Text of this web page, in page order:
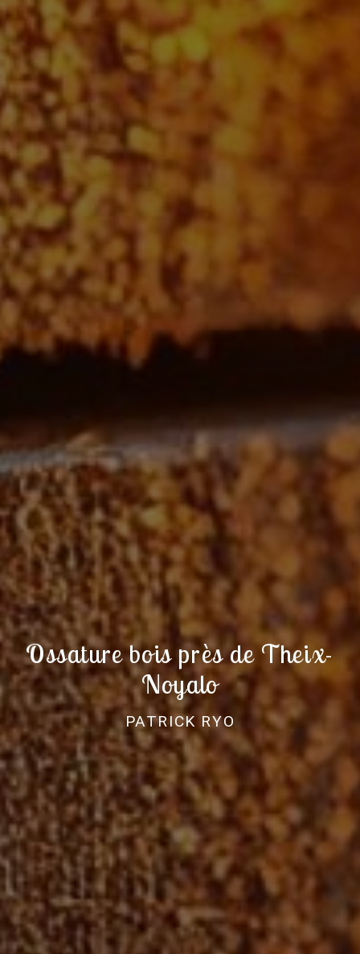
Ossature bois près de Theix-
Noyalo
PATRICK RYO